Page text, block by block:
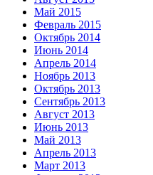
Май 2015
Февраль 2015
Октябрь 2014
Июнь 2014
Апрель 2014
Ноябрь 2013
Октябрь 2013
Сентябрь 2013
Август 2013
Июнь 2013
Май 2013
Апрель 2013
Март 2013